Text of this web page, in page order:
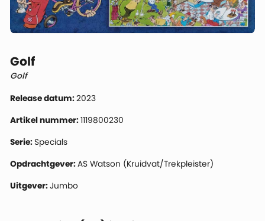
Golf
Golf
Release datum:2023
Artikel nummer:1119800230
Serie: Specials
Opdrachtgever:AS Watson (Kruidvat/Trekpleister)
Uitgever:Jumbo